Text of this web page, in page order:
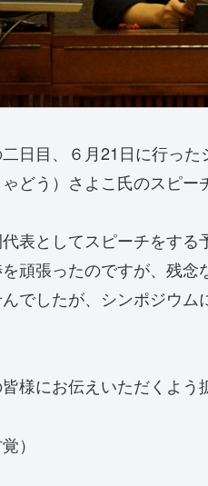
日目、６月21日に行っ
どう）さよこ氏のスピー
表としてスピーチをす
頑張ったのですが、残
でしたが、シンポジウ
様にお伝えいただくよう
）